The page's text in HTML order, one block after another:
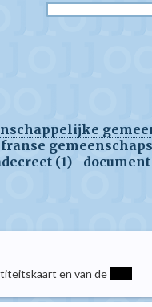
(1) document
en van de